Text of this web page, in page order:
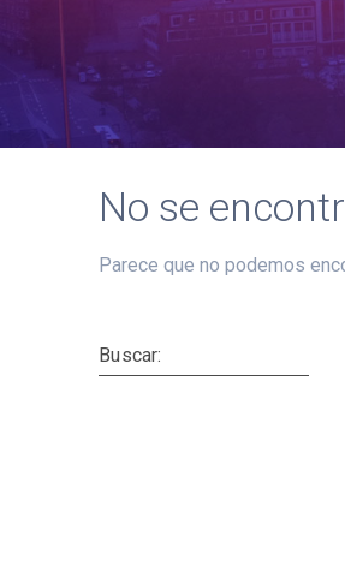
No se
Parece que no podemos
Buscar: